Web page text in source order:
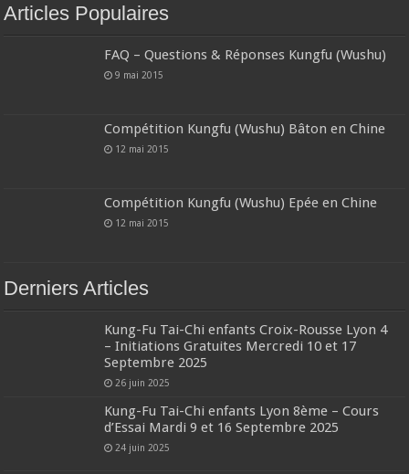
Articles Populaires
FAQ – Questions & Réponses Kungfu (Wushu)
9 mai 2015
Compétition Kungfu (Wushu) Bâton en Chine
12 mai 2015
Compétition Kungfu (Wushu) Epée en Chine
12 mai 2015
Derniers Articles
Kung-Fu Tai-Chi enfants Croix-Rousse Lyon 4
– Initiations Gratuites Mercredi 10 et 17
Septembre 2025
26 juin 2025
Kung-Fu Tai-Chi enfants Lyon 8ème – Cours
d’Essai Mardi 9 et 16 Septembre 2025
24 juin 2025